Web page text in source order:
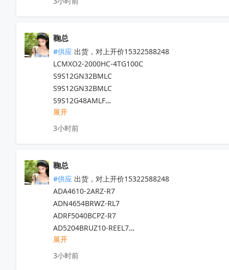
PGA281AIPWR
TLC6C598QPWRQ1
TLV274IDR
TMS320F28022PTT
TPS7A7002DDAR
UA78M12CKVURG3
UC2845DTR
TPSM33615RDNR
ADS131M04IPWR
TCAN337DR
BQ24165RGER
TPS82140SILR
TPS61094DSSR
SN74HC151DR
SN74LS14DR
TL072IDR
ULN2003AIDR
GD25Q64ESIG3
GD32F427VET6
GD25Q32ESIG3
GDQ2BFAC-WJ
GD25Q16ESIG3
GD32F470ZGT6
GD32H759IMK6
GD32F470ZGT7
L7905CD2T-TR
PM6776TR
STM8AF6266TCX
STWBC2-HP
L4995JTR
STF4N80K5
STM32G0B1VET6
TL074IDT
STM32F207VET6
STM8AF6213PDU
STM32F072VBT6
STM32MP153DAA1
T1635T-8G-TR
LDL1117S18R
VN808TR-E
鞠总
#供应 出货，对上开价15322588248
LCMXO2-2000HC-4TG100C
S9S12GN32BMLC
S9S12GN32BMLC
S9S12G48AMLF
S9S08DN32F2CLF
G9S12GN32F1VLCR
TJA1051TK/3/1J
S32K144EVB-Q100
TDF8546JV/N2ZU
TDF8546JV/N2ZU
FS32K116LFT0VLFT
PCA8576FUG/2DA/QKP
OPA2171AQDRQ1
LM5160QPWPRQ1
展开
3小时前
鞠总
#供应 出货，对上开价15322588248
ADA4610-2ARZ-R7
ADN4654BRWZ-RL7
ADRF5040BCPZ-R7
AD5204BRUZ10-REEL7
ADL5611ARKZ-R7
ADP7118ACPZN-R7
展开
3小时前